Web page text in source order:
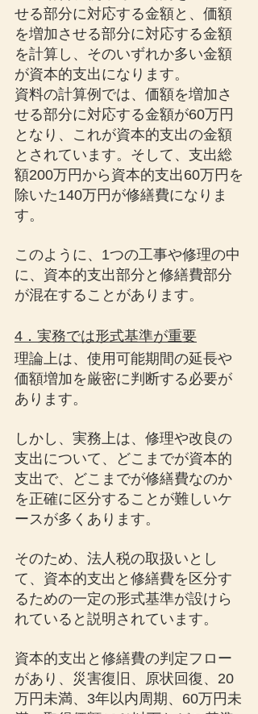
せる部分に対応する金額と、価額
を増加させる部分に対応する金額
を計算し、そのいずれか多い金額
が資本的支出になります。
資料の計算例では、価額を増加さ
せる部分に対応する金額が60万円
となり、これが資本的支出の金額
とされています。そして、支出総
額200万円から資本的支出60万円を
除いた140万円が修繕費になりま
す。
このように、1つの工事や修理の中
に、資本的支出部分と修繕費部分
が混在することがあります。
4．実務では形式基準が重要
理論上は、使用可能期間の延長や
価額増加を厳密に判断する必要が
あります。
しかし、実務上は、修理や改良の
支出について、どこまでが資本的
支出で、どこまでが修繕費なのか
を正確に区分することが難しいケ
ースが多くあります。
そのため、法人税の取扱いとし
て、資本的支出と修繕費を区分す
るための一定の形式基準が設けら
れていると説明されています。
資本的支出と修繕費の判定フロー
があり、災害復旧、原状回復、20
万円未満、3年以内周期、60万円未